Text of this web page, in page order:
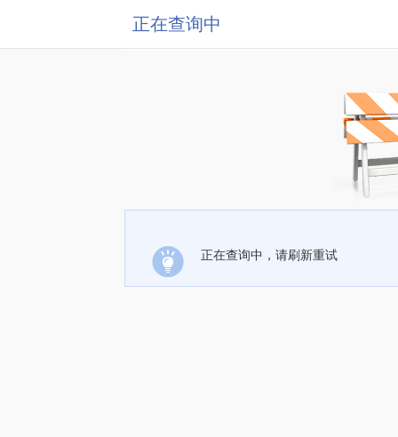
正在查询中
正在查询中，请刷新重试